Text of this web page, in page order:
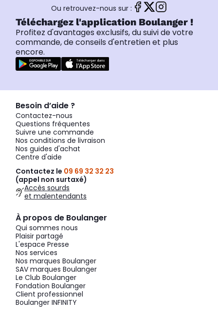
Ou retrouvez-nous sur :
Téléchargez l'application Boulanger !
Profitez d'avantages exclusifs, du suivi de votre
commande, de conseils d'entretien et plus
encore.
Besoin d’aide ?
Contactez-nous
Questions fréquentes
Suivre une commande
Nos conditions de livraison
Nos guides d'achat
Centre d'aide
Contactez le 09 69 32 32 23
(appel non surtaxé)
Accès sourds
et malentendants
À propos de Boulanger
Qui sommes nous
Plaisir partagé
L'espace Presse
Nos services
Nos marques Boulanger
SAV marques Boulanger
Le Club Boulanger
Fondation Boulanger
Client professionnel
Boulanger INFINITY